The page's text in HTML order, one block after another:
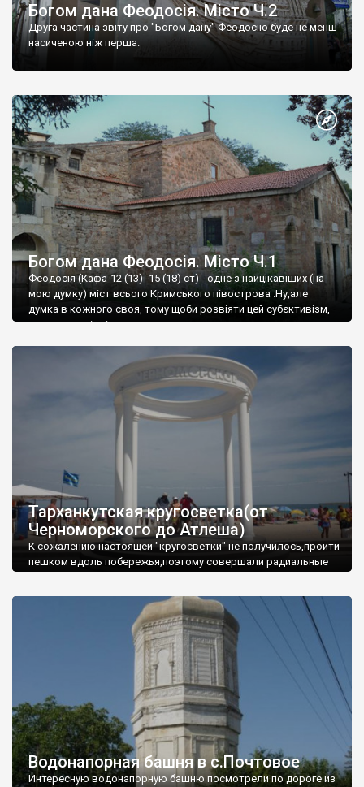
Богом дана Феодосія. Місто Ч.2
Друга частина звіту про "Богом дану" Феодосію буде не менш
насиченою ніж перша.
Богом дана Феодосія. Місто Ч.1
Феодосія (Кафа-12 (13) -15 (18) ст) - одне з найцікавіших (на
мою думку) міст всього Кримського півострова .Ну,але
думка в кожного своя, тому щоби розвіяти цей субєктивізм,
запрошую відвідати це
Тарханкутская кругосветка(от
Черноморского до Атлеша)
К сожалению настоящей "кругосветки" не получилось,пройти
пешком вдоль побережья,поэтому совершали радиальные
Водонапорная башня в с.Почтовое
Интересную водонапорную башню посмотрели по дороге из